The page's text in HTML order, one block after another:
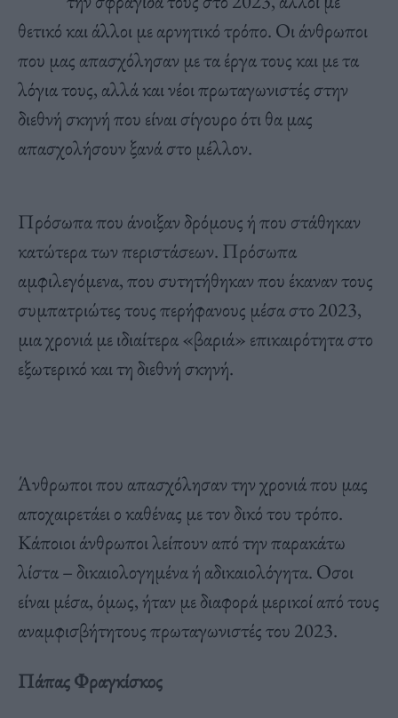
θετικό και άλλοι με αρνητικό τρόπο. Οι άνθρωποι
που μας απασχόλησαν με τα έργα τους και με τα
λόγια τους, αλλά και νέοι πρωταγωνιστές στην
διεθνή σκηνή που είναι σίγουρο ότι θα μας
απασχολήσουν ξανά στο μέλλον.
Πρόσωπα που άνοιξαν δρόμους ή που στάθηκαν
κατώτερα των περιστάσεων. Πρόσωπα
αμφιλεγόμενα, που συτητήθηκαν που έκαναν τους
συμπατριώτες τους περήφανους μέσα στο 2023,
μια χρονιά με ιδιαίτερα «βαριά» επικαιρότητα στο
εξωτερικό και τη διεθνή σκηνή.
Άνθρωποι που απασχόλησαν την χρονιά που μας
αποχαιρετάει ο καθένας με τον δικό του τρόπο.
Κάποιοι άνθρωποι λείπουν από την παρακάτω
λίστα – δικαιολογημένα ή αδικαιολόγητα. Οσοι
είναι μέσα, όμως, ήταν με διαφορά μερικοί από τους
αναμφισβήτητους πρωταγωνιστές του 2023.
Πάπας Φραγκίσκος